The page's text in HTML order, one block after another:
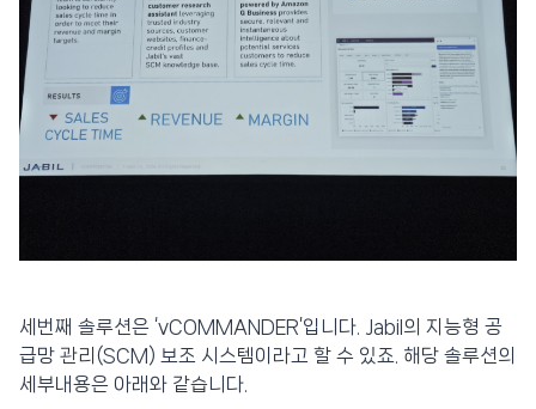
세번째 솔루션은 ‘vCOMMANDER’입니다. Jabil의 지능형 공
급망 관리(SCM) 보조 시스템이라고 할 수 있죠. 해당 솔루션의
세부내용은 아래와 같습니다.